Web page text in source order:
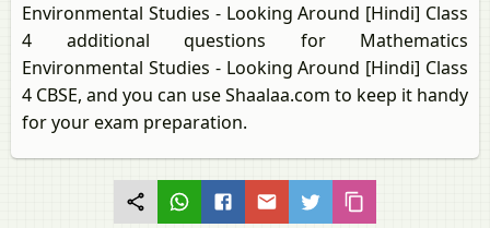
Environmental Studies - Looking Around [Hindi] Class
4 additional questions for Mathematics
Environmental Studies - Looking Around [Hindi] Class
4 CBSE, and you can use Shaalaa.com to keep it handy
for your exam preparation.